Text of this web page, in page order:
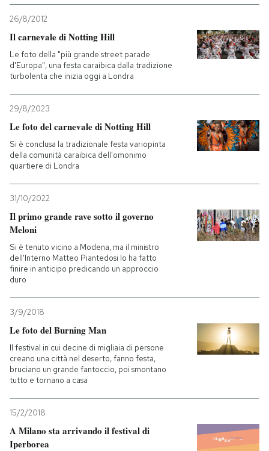
AREA PERSONALE
26/8/2012
Il carnevale di Notting Hill
Le foto della "più grande street parade
d'Europa", una festa caraibica dalla tradizione
turbolenta che inizia oggi a Londra
29/8/2023
Le foto del carnevale di Notting Hill
Si è conclusa la tradizionale festa variopinta
della comunità caraibica dell'omonimo
quartiere di Londra
31/10/2022
Il primo grande rave sotto il governo
Meloni
Si è tenuto vicino a Modena, ma il ministro
dell'Interno Matteo Piantedosi lo ha fatto
finire in anticipo predicando un approccio
duro
3/9/2018
Le foto del Burning Man
Il festival in cui decine di migliaia di persone
creano una città nel deserto, fanno festa,
bruciano un grande fantoccio, poi smontano
tutto e tornano a casa
15/2/2018
A Milano sta arrivando il festival di
Iperborea